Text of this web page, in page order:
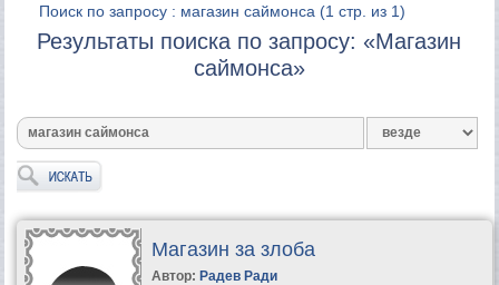
Поиск по запросу : магазин саймонса (1 стр. из 1)
Результаты поиска по запросу: «Магазин
саймонса»
Магазин за злоба
Автор: Радев Ради